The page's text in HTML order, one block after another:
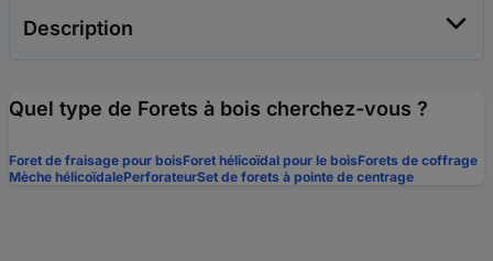
Description
Quel type de Forets à bois cherchez-vous ?
Foret de fraisage pour boisForet hélicoïdal pour le boisForets de coffrage
Mèche hélicoïdalePerforateurSet de forets à pointe de centrage